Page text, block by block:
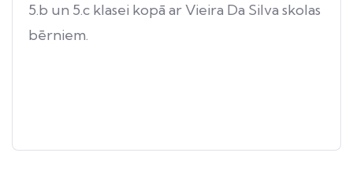
5.b un 5.c klasei kopā ar Vieira Da Silva skolas
bērniem.